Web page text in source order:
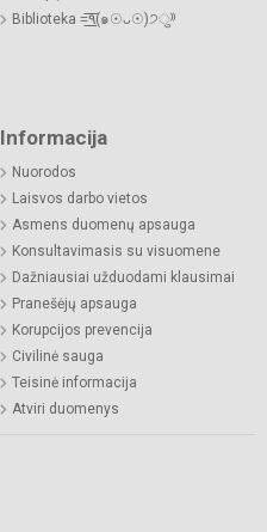
Biblioteka =͟͟͞͞٩(๑☉ᴗ☉)੭ु⁾⁾
Informacija
Nuorodos
Laisvos darbo vietos
Asmens duomenų apsauga
Konsultavimasis su visuomene
Dažniausiai užduodami klausimai
Pranešėjų apsauga
Korupcijos prevencija
Civilinė sauga
Teisinė informacija
Atviri duomenys